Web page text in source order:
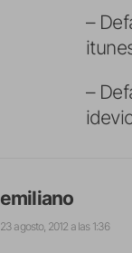
–
–
emiliano
23 agosto, 2012 a las 1:36